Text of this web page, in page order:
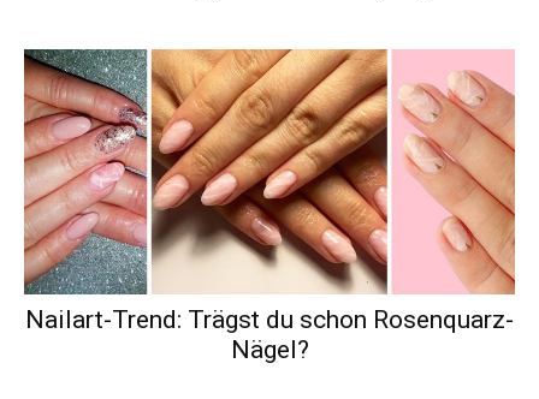
Nailart-Trend: Trägst du schon Rosenquarz-
Nägel?